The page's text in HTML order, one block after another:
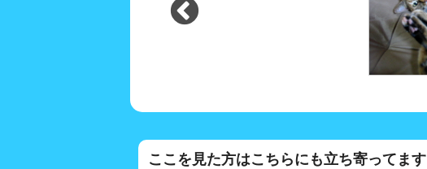
ここを見た方はこちらにも立ち寄ってます